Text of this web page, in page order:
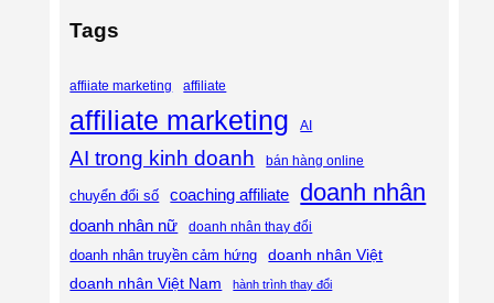
Tags
affiiate marketing affiliate
affiliate marketing AI
AI trong kinh doanh bán hàng online
chuyển đổi số coaching affiliate doanh nhân
doanh nhân nữ doanh nhân thay đổi
doanh nhân truyền cảm hứng
doanh nhân Việt
doanh nhân Việt Nam
hành trình thay đổi